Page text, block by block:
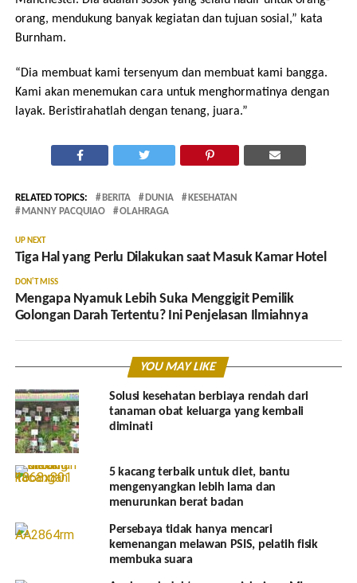
orang, mendukung banyak kegiatan dan tujuan sosial,” kata
Burnham.
“Dia membuat kami tersenyum dan membuat kami bangga.
Kami akan menemukan cara untuk menghormatinya dengan
layak. Beristirahatlah dengan tenang, juara.”
RELATED TOPICS: BERITA DUNIA
KESEHATAN
MANNY PACQUIAO
OLAHRAGA
UP NEXT
Tiga Hal yang Perlu Dilakukan saat Masuk Kamar Hotel
DON'T MISS
Mengapa Nyamuk Lebih Suka Menggigit Pemilik
Golongan Darah Tertentu? Ini Penjelasan Ilmiahnya
YOU MAY LIKE
Solusi kesehatan berbiaya rendah dari
tanaman obat keluarga yang kembali
diminati
5 kacang terbaik untuk diet, bantu
mengenyangkan lebih lama dan
menurunkan berat badan
Persebaya tidak hanya mencari
kemenangan melawan PSIS, pelatih fisik
membuka suara